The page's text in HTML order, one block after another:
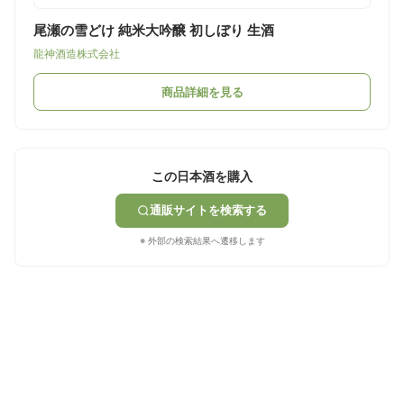
尾瀬の雪どけ 純米大吟醸 初しぼり 生酒
龍神酒造株式会社
商品詳細を見る
この日本酒を購入
通販サイトを検索する
※ 外部の検索結果へ遷移します